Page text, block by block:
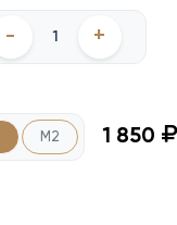
М2 1 850
- +